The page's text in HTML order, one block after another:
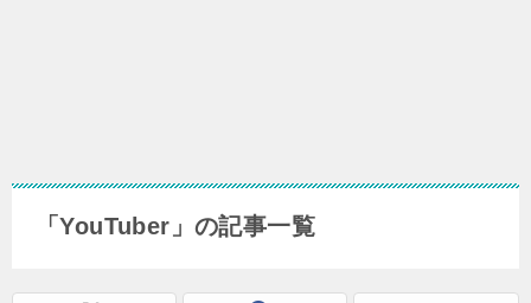
「YouTuber」の記事一覧